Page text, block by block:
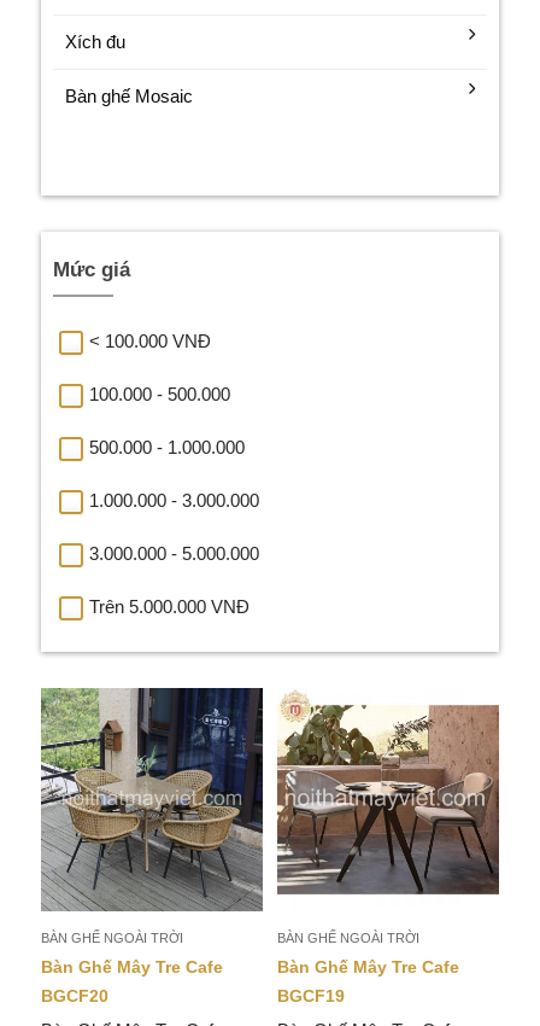
Xích đu
Bàn ghế Mosaic
Mức giá
< 100.000 VNĐ
100.000 - 500.000
500.000 - 1.000.000
1.000.000 - 3.000.000
3.000.000 - 5.000.000
Trên 5.000.000 VNĐ
BÀN GHẾ NGOÀI TRỜI
Bàn Ghế Mây Tre Cafe
BGCF20
BÀN GHẾ NGOÀI TRỜI
Bàn Ghế Mây Tre Cafe
BGCF19